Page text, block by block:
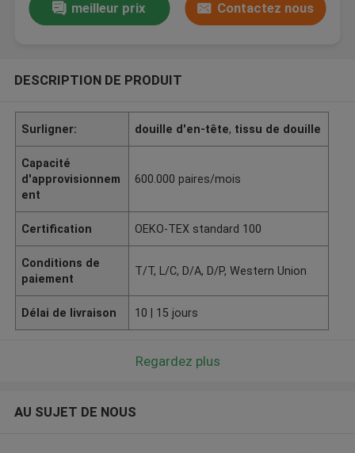
meilleur prix Contactez nous
DESCRIPTION DE PRODUIT
Surligner: douille d'en-tête, tissu de douille
Capacité
d'approvisionnem
ent
600.000 paires/mois
Certification OEKO-TEX standard 100
Conditions de
paiement
T/T, L/C, D/A, D/P, Western Union
Délai de livraison 10 | 15 jours
Regardez plus
AU SUJET DE NOUS